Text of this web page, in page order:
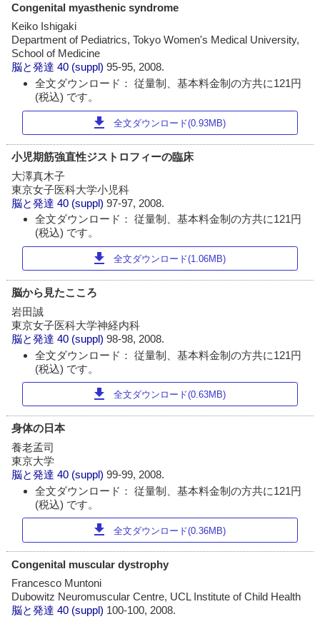
Congenital myasthenic syndrome
Keiko Ishigaki
Department of Pediatrics, Tokyo Women's Medical University,
School of Medicine
脳と発達 40 (suppl)95-95, 2008.
全文ダウンロード： 従量制、基本料金制の方共に121円
(税込) です。
download 全文ダウンロード(0.93MB)
小児期筋強直性ジストロフィーの臨床
大澤真木子
東京女子医科大学小児科
脳と発達 40 (suppl)97-97, 2008.
全文ダウンロード： 従量制、基本料金制の方共に121円
(税込) です。
download 全文ダウンロード(1.06MB)
脳から見たこころ
岩田誠
東京女子医科大学神経内科
脳と発達 40 (suppl)98-98, 2008.
全文ダウンロード： 従量制、基本料金制の方共に121円
(税込) です。
download 全文ダウンロード(0.63MB)
身体の日本
養老孟司
東京大学
脳と発達 40 (suppl)99-99, 2008.
全文ダウンロード： 従量制、基本料金制の方共に121円
(税込) です。
download 全文ダウンロード(0.36MB)
Congenital muscular dystrophy
Francesco Muntoni
Dubowitz Neuromuscular Centre, UCL Institute of Child Health
脳と発達 40 (suppl) 100-100, 2008.